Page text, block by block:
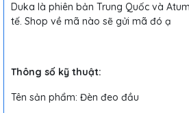
Duka là phiên bản Trung Quốc và
tế. Shop về mã nào sẽ gửi mã đó ạ
Thông số kỹ thuật:
Tên sản phẩm: Đèn đeo đầu